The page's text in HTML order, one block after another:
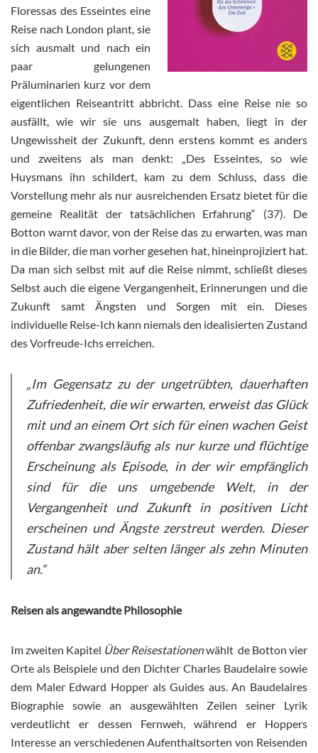
Floressas des Esseintes eine
Reise nach London plant, sie
sich ausmalt und nach ein
paar gelungenen
Präluminarien kurz vor dem
eigentlichen Reiseantritt abbricht. Dass eine Reise nie so
ausfällt, wie wir sie uns ausgemalt haben, liegt in der
Ungewissheit der Zukunft, denn erstens kommt es anders
und zweitens als man denkt: „Des Esseintes, so wie
Huysmans ihn schildert, kam zu dem Schluss, dass die
Vorstellung mehr als nur ausreichenden Ersatz bietet für die
gemeine Realität der tatsächlichen Erfahrung“ (37). De
Botton warnt davor, von der Reise das zu erwarten, was man
in die Bilder, die man vorher gesehen hat, hineinprojiziert hat.
Da man sich selbst mit auf die Reise nimmt, schließt dieses
Selbst auch die eigene Vergangenheit, Erinnerungen und die
Zukunft samt Ängsten und Sorgen mit ein. Dieses
individuelle Reise-Ich kann niemals den idealisierten Zustand
des Vorfreude-Ichs erreichen.
„Im Gegensatz zu der ungetrübten, dauerhaften
Zufriedenheit, die wir erwarten, erweist das Glück
mit und an einem Ort sich für einen wachen Geist
offenbar zwangsläufig als nur kurze und flüchtige
Erscheinung als Episode, in der wir empfänglich
sind für die uns umgebende Welt, in der
Vergangenheit und Zukunft in positiven Licht
erscheinen und Ängste zerstreut werden. Dieser
Zustand hält aber selten länger als zehn Minuten
an.“
Reisen als angewandte Philosophie
Im zweiten Kapitel Über Reisestationenwählt de Botton vier
Orte als Beispiele und den Dichter Charles Baudelaire sowie
dem Maler Edward Hopper als Guides aus. An Baudelaires
Biographie sowie an ausgewählten Zeilen seiner Lyrik
verdeutlicht er dessen Fernweh, während er Hoppers
Interesse an verschiedenen Aufenthaltsorten von Reisenden